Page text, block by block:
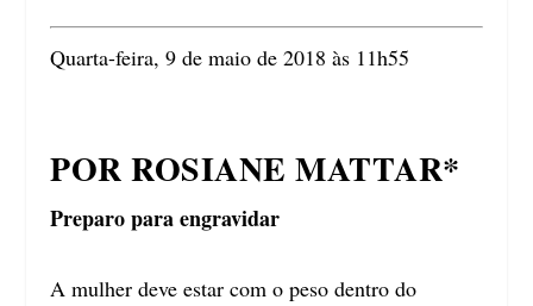
Quarta-feira, 9 de maio de 2018 às 11h55
POR ROSIANE MATTAR*
Preparo para engravidar
A mulher deve estar com o peso dentro do